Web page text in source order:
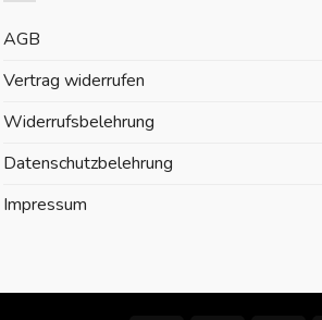
AGB
Vertrag widerrufen
Widerrufsbelehrung
Datenschutzbelehrung
Impressum